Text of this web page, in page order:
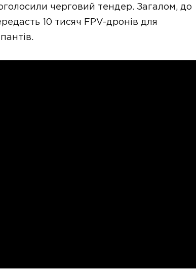
черговий тендер. Загалом, до
10 тисяч FPV-дронів для